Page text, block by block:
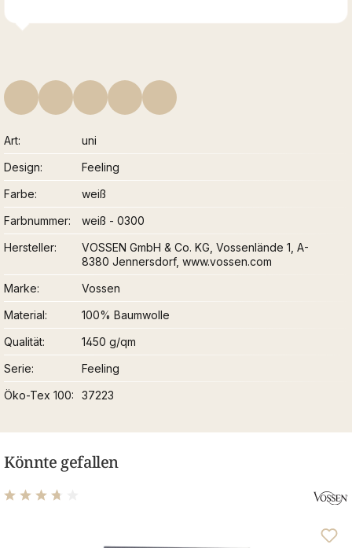
Art
uni
Design
Feeling
Farbe
weiß
Farbnummer
weiß - 0300
Hersteller
VOSSEN GmbH & Co. KG, Vossenlände 1, A-
8380 Jennersdorf, www.vossen.com
Marke
Vossen
Material
100% Baumwolle
Qualität
1450 g/qm
Serie
Feeling
Öko-Tex 100
37223
Könnte gefallen